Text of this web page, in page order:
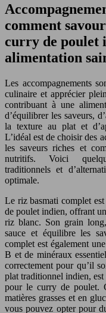
comment
curry de poulet
alimentation
Les accompagnements
culinaire et apprécier
contribuant à une
d’équilibrer les saveurs,
la texture au plat et
L’idéal est de choisir des
les saveurs riches et
nutritifs. Voici
traditionnels et
optimale.
Le riz basmati complet
de poulet indien, offrant
riz blanc. Son grain
sauce et équilibre les
complet est également
B et de minéraux
correctement pour qu’il
plat traditionnel indien,
pour le curry de poulet.
matières grasses et en
vous pouvez opter pour